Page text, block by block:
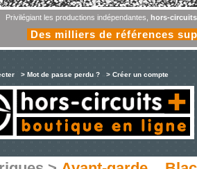
Privilégiant les productions indépendantes, hors-
Des milliers de références
> Mot de passe perdu ? > Créer un compte